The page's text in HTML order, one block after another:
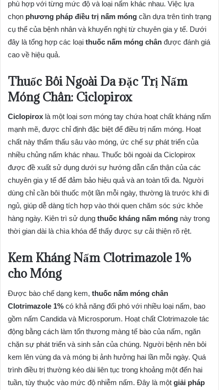
phù hợp với từng mức độ và loại nấm khác nhau. Việc lựa
chọn phương pháp điều trị nấm móng cần dựa trên tình trạng
cụ thể của bệnh nhân và khuyến nghị từ chuyên gia y tế. Dưới
đây là tổng hợp các loại thuốc nấm móng chân được đánh giá
cao về hiệu quả.
Thuốc Bôi Ngoài Da Đặc Trị Nấm
Móng Chân: Ciclopirox
Ciclopirox là một loại sơn móng tay chứa hoạt chất kháng nấm
mạnh mẽ, được chỉ định đặc biệt để điều trị nấm móng. Hoạt
chất này thẩm thấu sâu vào móng, ức chế sự phát triển của
nhiều chủng nấm khác nhau. Thuốc bôi ngoài da Ciclopirox
được đề xuất sử dụng dưới sự hướng dẫn cẩn thận của các
chuyên gia y tế để đảm bảo hiệu quả và an toàn tối đa. Người
dùng chỉ cần bôi thuốc một lần mỗi ngày, thường là trước khi đi
ngủ, giúp dễ dàng tích hợp vào thói quen chăm sóc sức khỏe
hàng ngày. Kiên trì sử dụng thuốc kháng nấm móng này trong
thời gian dài là chìa khóa để thấy được sự cải thiện rõ rệt.
Kem Kháng Nấm Clotrimazole 1%
cho Móng
Được bào chế dạng kem, thuốc nấm móng chân
Clotrimazole 1% có khả năng đối phó với nhiều loại nấm, bao
gồm nấm Candida và Microsporum. Hoạt chất Clotrimazole tác
động bằng cách làm tổn thương màng tế bào của nấm, ngăn
chặn sự phát triển và sinh sản của chúng. Người bệnh nên bôi
kem lên vùng da và móng bị ảnh hưởng hai lần mỗi ngày. Quá
trình điều trị thường kéo dài liên tục trong khoảng một đến hai
tuần, tùy thuộc vào mức độ nhiễm nấm. Đây là một giải pháp